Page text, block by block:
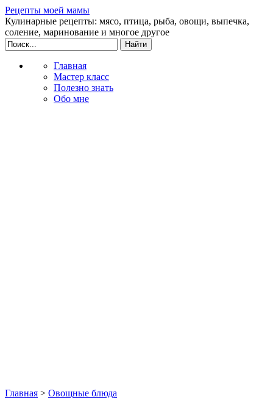
Рецепты моей мамы
Кулинарные рецепты: мясо, птица, рыба, овощи, выпечка,
соление, маринование и многое другое
Главная
Мастер класс
Полезно знать
Обо мне
Главная > Овощные блюда